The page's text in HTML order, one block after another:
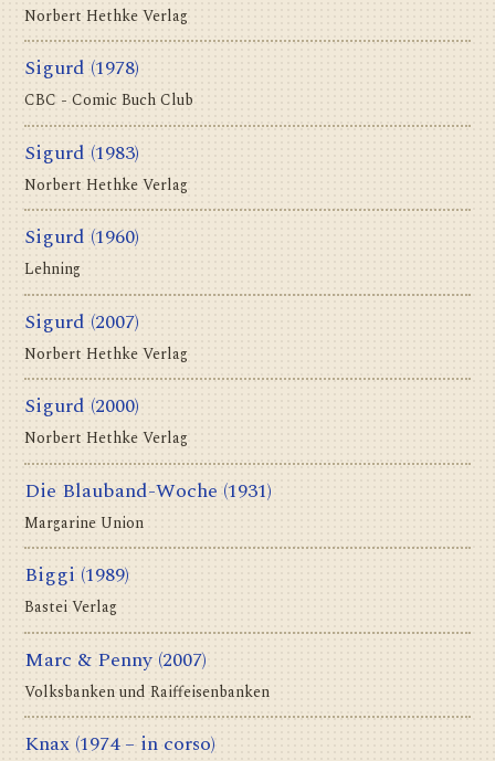
Norbert Hethke Verlag
Sigurd (1978)
CBC - Comic Buch Club
Sigurd (1983)
Norbert Hethke Verlag
Sigurd (1960)
Lehning
Sigurd (2007)
Norbert Hethke Verlag
Sigurd (2000)
Norbert Hethke Verlag
Die Blauband-Woche (1931)
Margarine Union
Biggi (1989)
Bastei Verlag
Marc & Penny (2007)
Volksbanken und Raiffeisenbanken
Knax (1974 – in corso)